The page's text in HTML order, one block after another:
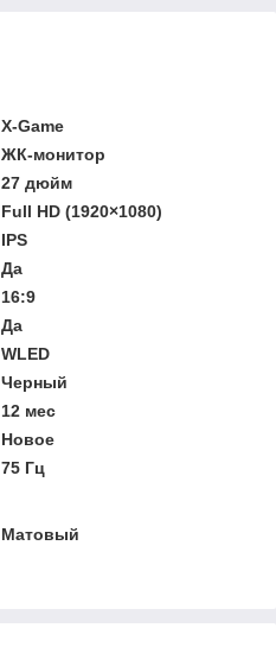
X-Game
ЖК-монитор
27 дюйм
Full HD (1920×1080)
IPS
Да
16:9
Да
WLED
Черный
12 мес
Новое
75 Гц
Матовый